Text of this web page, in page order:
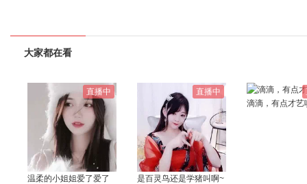
大家都在看
直播中
温柔的小姐姐爱了爱了
直播中
是百灵鸟还是学猪叫啊~
滴滴，有点才艺